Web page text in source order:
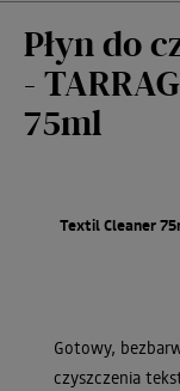
Płyn do
-
75ml
Textil Cleaner
Gotowy,
czyszczenia